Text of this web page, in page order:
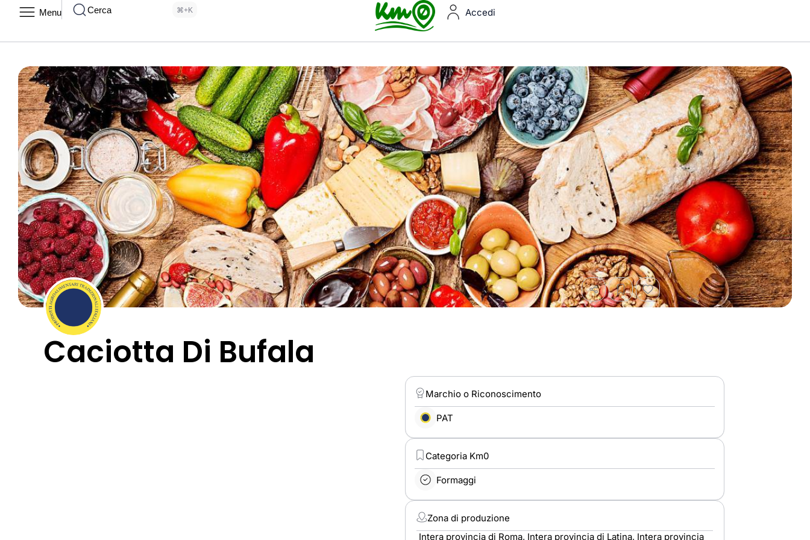
Menu Cerca ⌘+K Accedi
Caciotta Di Bufala
Marchio o Riconoscimento
PAT
Categoria Km0
Formaggi
Zona di produzione
Intera provincia di Roma, Intera provincia di Latina, Intera provincia